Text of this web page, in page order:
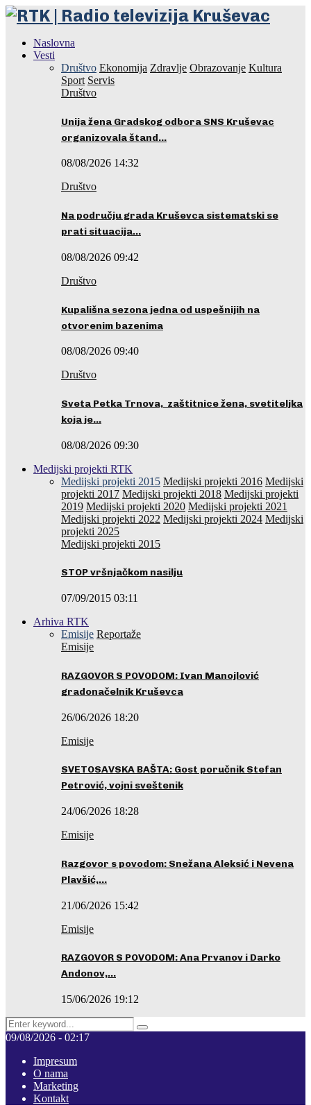
Naslovna
Vesti
Društvo Ekonomija Zdravlje Obrazovanje Kultura
Sport Servis
Društvo
Unija žena Gradskog odbora SNS Kruševac
organizovala štand…
08/08/2026 14:32
Društvo
Na području grada Kruševca sistematski se
prati situacija…
08/08/2026 09:42
Društvo
Kupališna sezona jedna od uspešnijih na
otvorenim bazenima
08/08/2026 09:40
Društvo
Sveta Petka Trnova, zaštitnice žena, svetiteljka
koja je…
08/08/2026 09:30
Medijski projekti RTK
Medijski projekti 2015 Medijski projekti 2016 Medijski
projekti 2017 Medijski projekti 2018 Medijski projekti
2019 Medijski projekti 2020 Medijski projekti 2021
Medijski projekti 2022 Medijski projekti 2024 Medijski
projekti 2025
Medijski projekti 2015
STOP vršnjačkom nasilju
07/09/2015 03:11
Arhiva RTK
Emisije Reportaže
Emisije
RAZGOVOR S POVODOM: Ivan Manojlović
gradonačelnik Kruševca
26/06/2026 18:20
Emisije
SVETOSAVSKA BAŠTA: Gost poručnik Stefan
Petrović, vojni sveštenik
24/06/2026 18:28
Emisije
Razgovor s povodom: Snežana Aleksić i Nevena
Plavšić,…
21/06/2026 15:42
Emisije
RAZGOVOR S POVODOM: Ana Prvanov i Darko
Andonov,…
15/06/2026 19:12
Search
for:
Pretraga
09/08/2026 - 02:17
Impresum
O nama
Marketing
Kontakt